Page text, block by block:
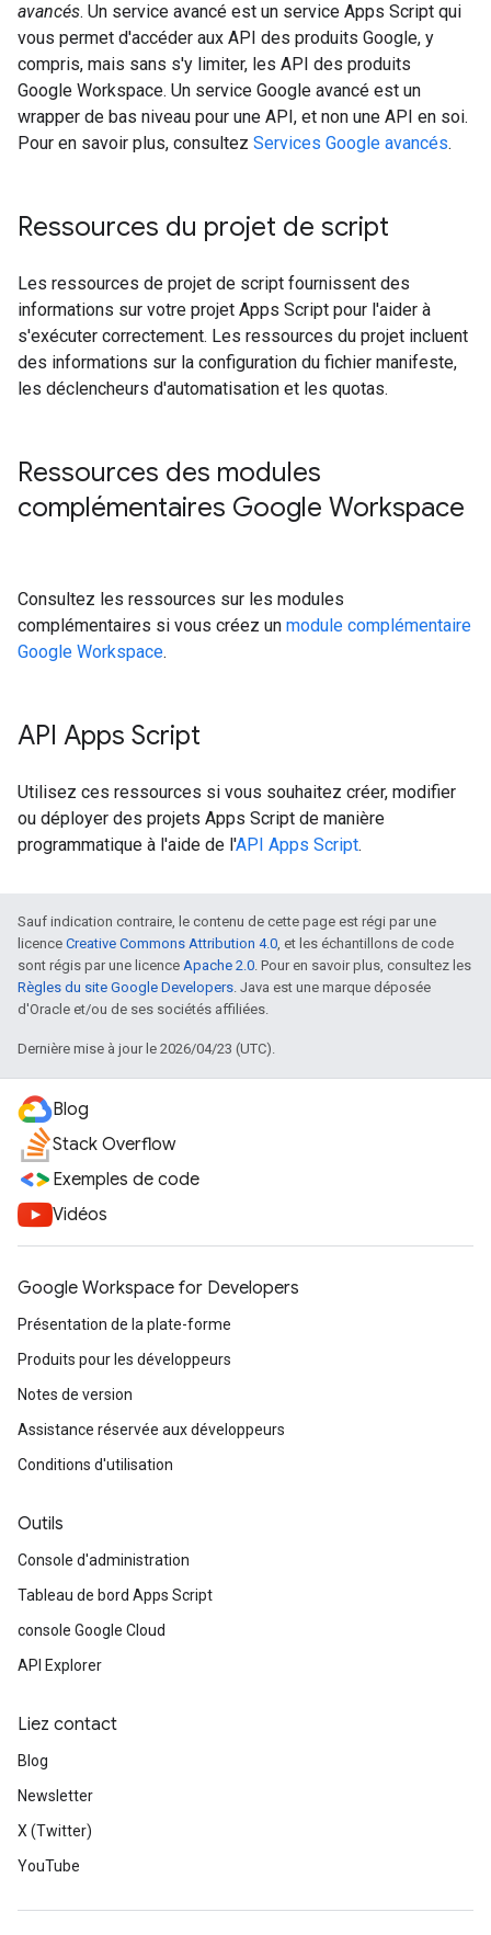
avancés. Un service avancé est un service Apps Script qui
vous permet d'accéder aux API des produits Google, y
compris, mais sans s'y limiter, les API des produits
Google Workspace. Un service Google avancé est un
wrapper de bas niveau pour une API, et non une API en soi.
Pour en savoir plus, consultez Services Google avancés.
Ressources du projet de script
Les ressources de projet de script fournissent des
informations sur votre projet Apps Script pour l'aider à
s'exécuter correctement. Les ressources du projet incluent
des informations sur la configuration du fichier manifeste,
les déclencheurs d'automatisation et les quotas.
Ressources des modules
complémentaires Google Workspace
Consultez les ressources sur les modules
complémentaires si vous créez un module complémentaire
Google Workspace.
API Apps Script
Utilisez ces ressources si vous souhaitez créer, modifier
ou déployer des projets Apps Script de manière
programmatique à l'aide de l'API Apps Script.
Sauf indication contraire, le contenu de cette page est régi par une
licence Creative Commons Attribution 4.0, et les échantillons de code
sont régis par une licence Apache 2.0. Pour en savoir plus, consultez les
Règles du site Google Developers. Java est une marque déposée
d'Oracle et/ou de ses sociétés affiliées.
Dernière mise à jour le 2026/04/23 (UTC).
Blog
Stack Overflow
Exemples de code
Vidéos
Google Workspace for Developers
Présentation de la plate-forme
Produits pour les développeurs
Notes de version
Assistance réservée aux développeurs
Conditions d'utilisation
Outils
Console d'administration
Tableau de bord Apps Script
console Google Cloud
API Explorer
Liez contact
Blog
Newsletter
X (Twitter)
YouTube